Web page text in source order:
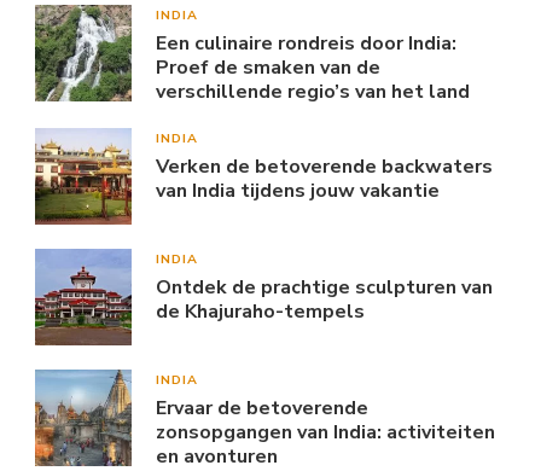
INDIA
Een culinaire rondreis door India:
Proef de smaken van de
verschillende regio’s van het land
INDIA
Verken de betoverende backwaters
van India tijdens jouw vakantie
INDIA
Ontdek de prachtige sculpturen van
de Khajuraho-tempels
INDIA
Ervaar de betoverende
zonsopgangen van India: activiteiten
en avonturen